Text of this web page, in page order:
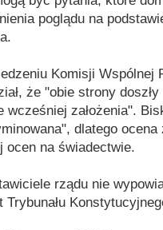
poglądu na
Komisji
że "obie strony
wcześniej założenia".
dlatego
ocen na świadectwie.
rządu nie
Trybunału